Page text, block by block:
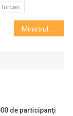
turcan
Ministrul Culturii anunță lansarea unui program E-patrimoniu, prin care se va digitiza mare parte din patrimoniul României
de participanţi